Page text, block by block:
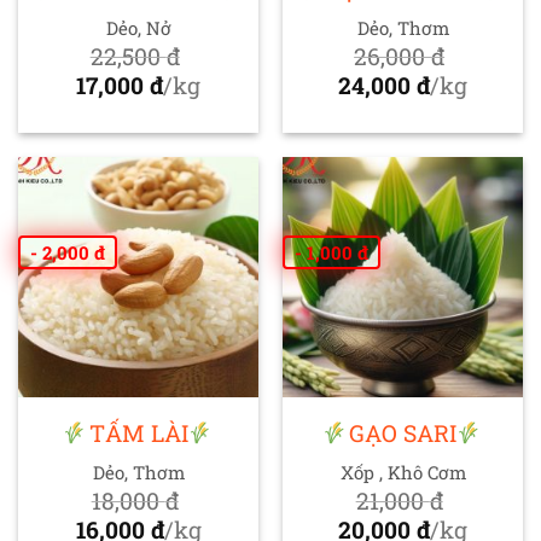
Dẻo, Nở
22,500đ
Giá
là:
22,500 đ.
17,000 đ/kg
hiện
tại
là:
17,000 đ.
Dẻo, Thơm
26,000đ
Giá
là:
26,000 đ.
24,000 đ/kg
hiện
tại
là:
24,000 đ.
- 2,000 đ
TẤM LÀI
Dẻo, Thơm
18,000đ
Giá
16,000 đ/kg
- 1,000 đ
GẠO SARI
Xốp , Khô Cơm
21,000đ
Giá
20,000 đ/kg